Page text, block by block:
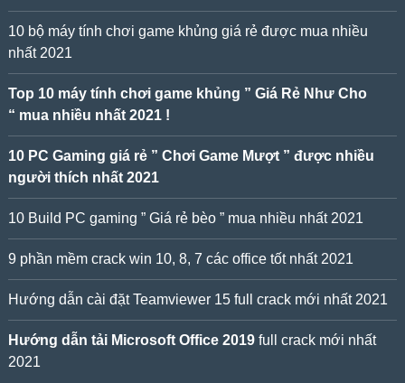
10 bộ máy tính chơi game khủng giá rẻ được mua nhiều
nhất 2021
Top 10 máy tính chơi game khủng ” Giá Rẻ Như Cho
“ mua nhiều nhất 2021 !
10 PC Gaming giá rẻ ” Chơi Game Mượt ” được nhiều
người thích nhất 2021
10 Build PC gaming ” Giá rẻ bèo ” mua nhiều nhất 2021
9 phần mềm crack win 10, 8, 7 các office tốt nhất 2021
Hướng dẫn cài đặt Teamviewer 15 full crack mới nhất 2021
Hướng dẫn tải Microsoft Office 2019full crack mới nhất
2021